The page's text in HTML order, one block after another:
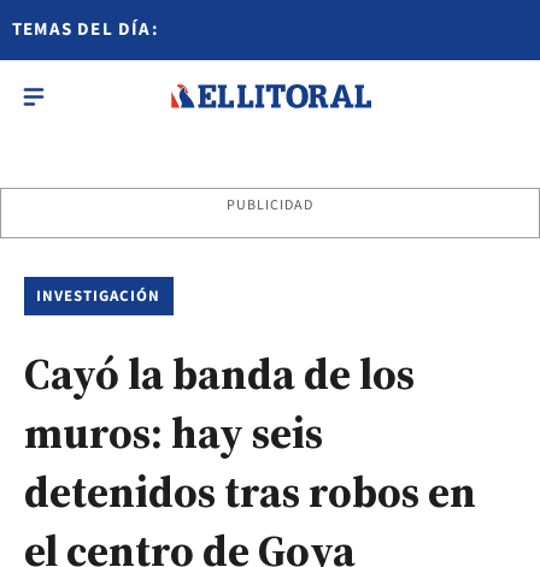
TEMAS DEL DÍA:
PUBLICIDAD
INVESTIGACIÓN
Cayó la banda de los
muros: hay seis
detenidos tras robos en
el centro de Goya